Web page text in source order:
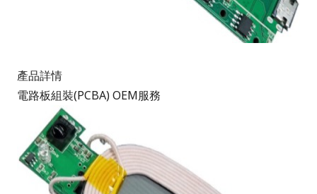
產品詳情
電路板組裝(PCBA) OEM服務